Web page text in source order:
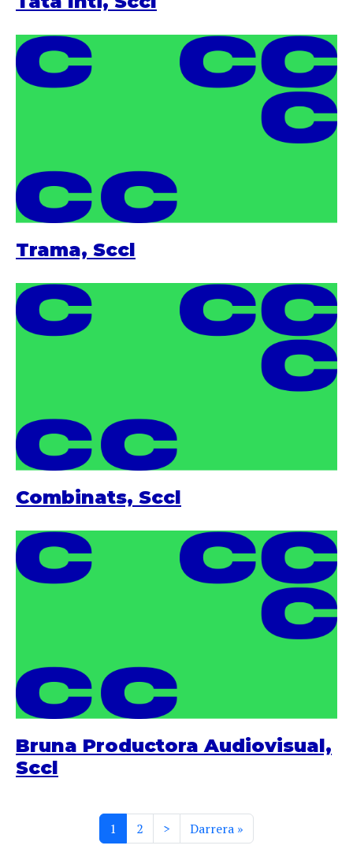
Trama, Sccl
Combinats, Sccl
Bruna Productora Audiovisual,
Sccl
Paginació
Pàgina actual
1 Page
2 Pàgina següent
> Última pàgina
Darrera »